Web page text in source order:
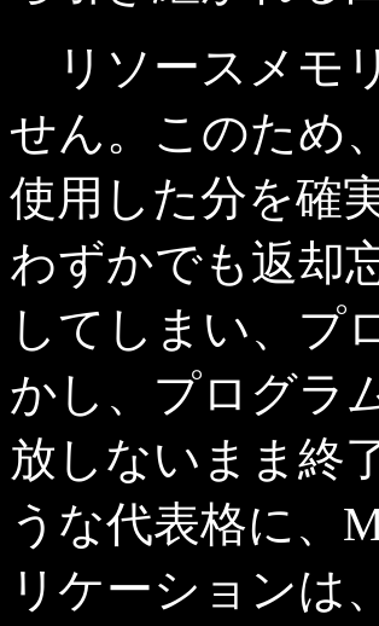
リソースメモ
せん。このため
使用した分を確
わずかでも返却
してしまい、プ
かし、プログラ
放しないまま終
うな代表格に、
リケーションは